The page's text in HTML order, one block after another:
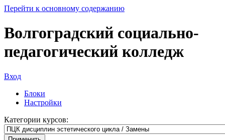
Перейти к основному содержанию
Волгоградский социально-
педагогический колледж
Вход
Блоки
Настройки
Категории курсов: